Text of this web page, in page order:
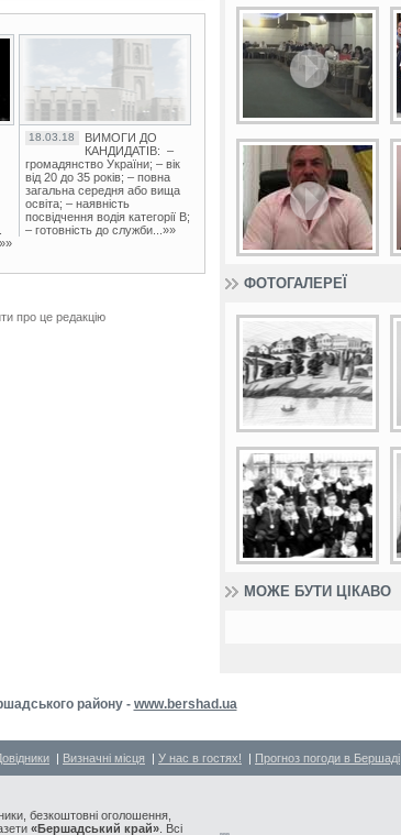
18.03.18
ВИМОГИ ДО
КАНДИДАТІВ: –
громадянство України; – вік
від 20 до 35 років; – повна
загальна середня або вища
освіта; – наявність
посвідчення водія категорії В;
– готовність до служби...»»
про це редакцію
ФОТОГАЛЕРЕЇ
МОЖЕ БУТИ ЦІКАВО
району - www.bershad.ua
| Визначні місця | У нас в гостях! | Прогноз погоди в Бершаді
безкоштовні оголошення,
«Бершадський край» . Всі